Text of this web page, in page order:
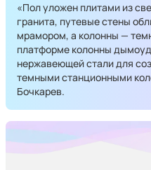
«Пол уложен плитами из
гранита, путевые стены
мрамором, а колонны —
платформе колонны
нержавеющей стали для
темными станционными
Бочкарев.